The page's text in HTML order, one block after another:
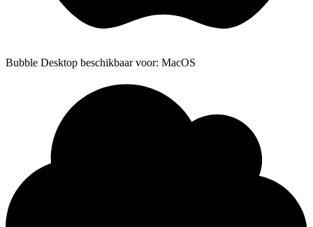
Bubble Desktop beschikbaar voor: MacOS